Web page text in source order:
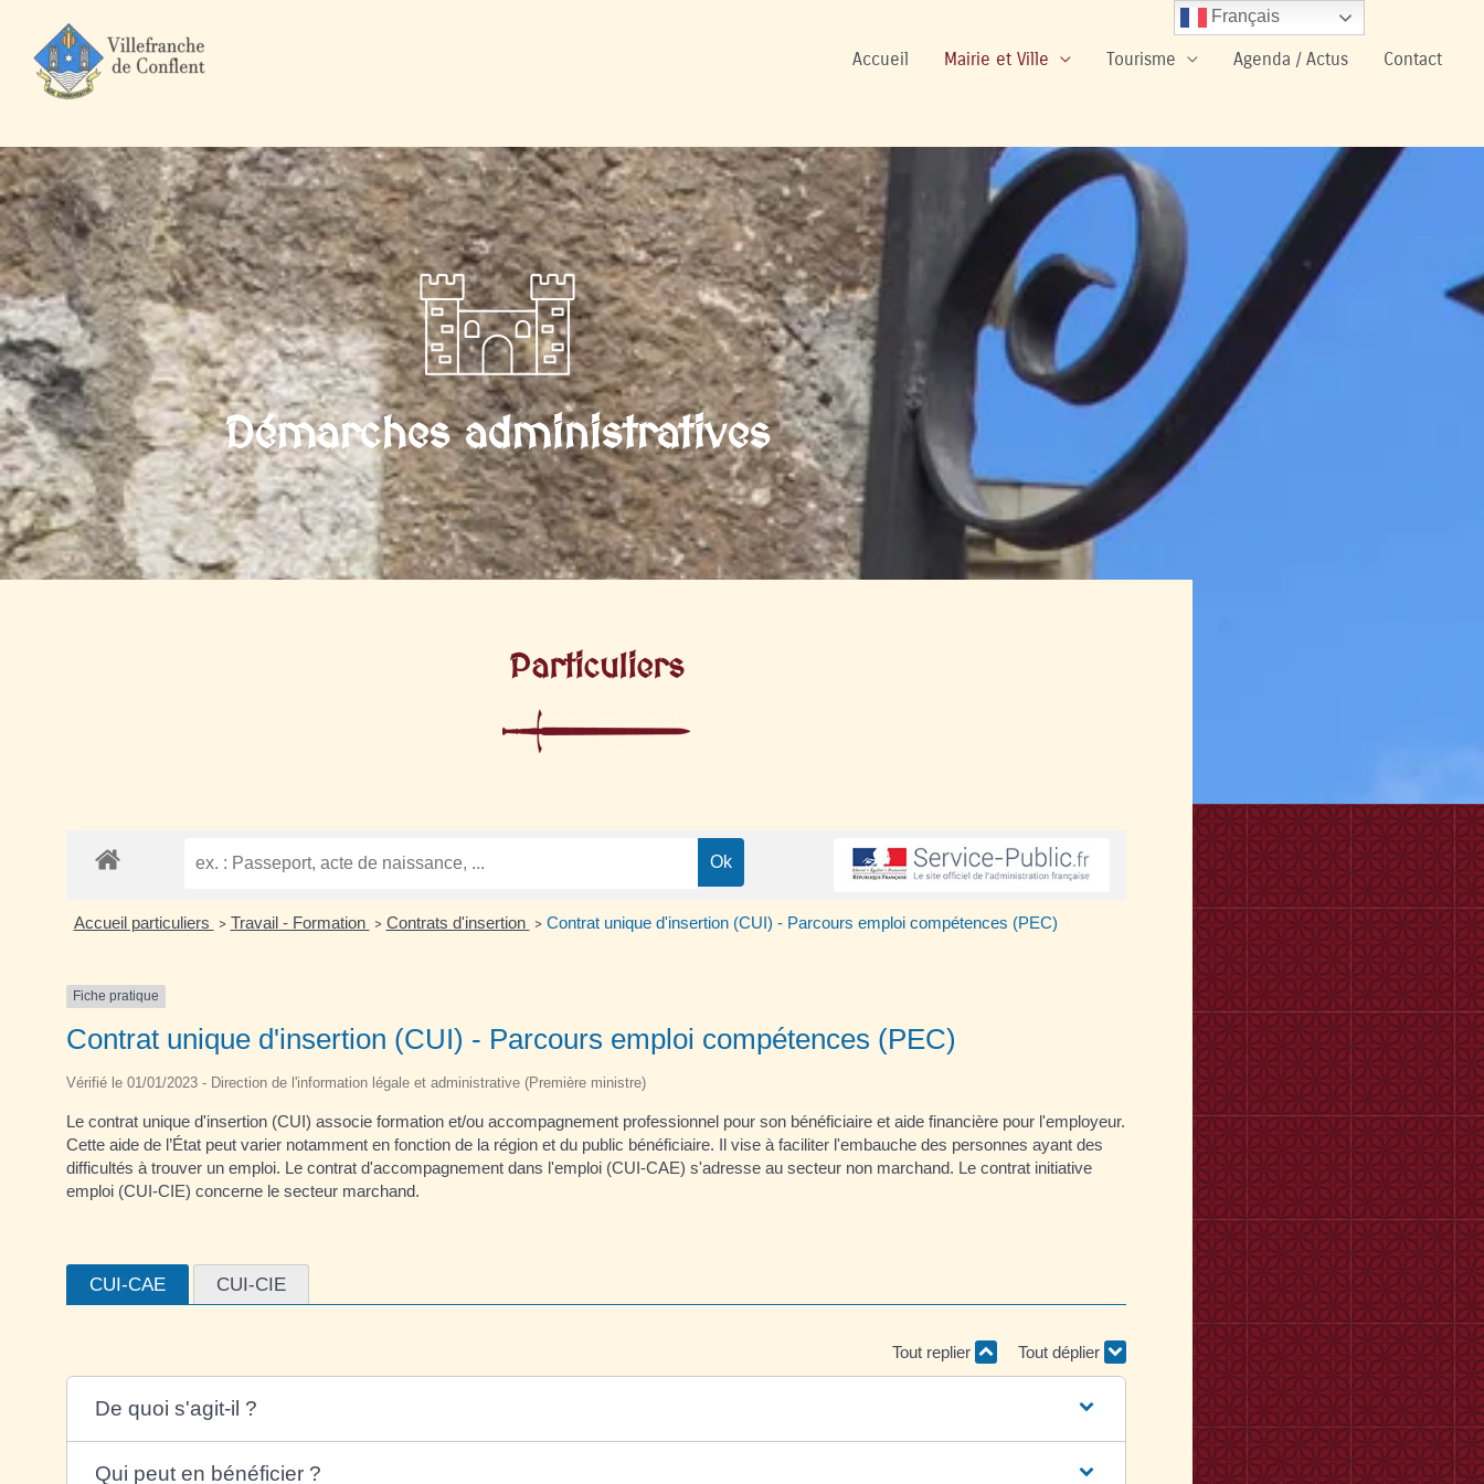
Accueil Mairie et Ville Tourisme Agenda / Actus Contact
Démarches administratives
Particuliers
Accueil particuliers > Travail - Formation > Contrats d'insertion > Contrat unique d'insertion (CUI) - Parcours emploi compétences (PEC)
Fiche pratique
Contrat unique d'insertion (CUI) - Parcours emploi compétences (PEC)
Vérifié le 01/01/2023 - Direction de l'information légale et administrative (Première ministre)
Le contrat unique d'insertion (CUI) associe formation et/ou accompagnement professionnel pour son bénéficiaire et aide financière pour l'employeur.
Cette aide de l’État peut varier notamment en fonction de la région et du public bénéficiaire. Il vise à faciliter l'embauche des personnes ayant des
difficultés à trouver un emploi. Le contrat d'accompagnement dans l'emploi (CUI-CAE) s'adresse au secteur non marchand. Le contrat initiative
emploi (CUI-CIE) concerne le secteur marchand.
CUI-CAE CUI-CIE
Tout replier Tout déplier
De quoi s'agit-il ?
Qui peut en bénéficier ?
Français